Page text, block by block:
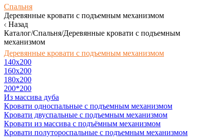
Спальня
Деревянные кровати с подъемным механизмом
Назад
Каталог/Спальня/Деревянные кровати с подъемным
механизмом
Деревянные кровати с подъемным механизмом
140x200
160х200
180х200
200*200
Из массива дуба
Кровати односпальные с подъемным механизмом
Кровати двуспальные с подъемным механизмом
Кровати из массива с подъёмным механизмом
Кровати полутороспальные с подъемным механизмом